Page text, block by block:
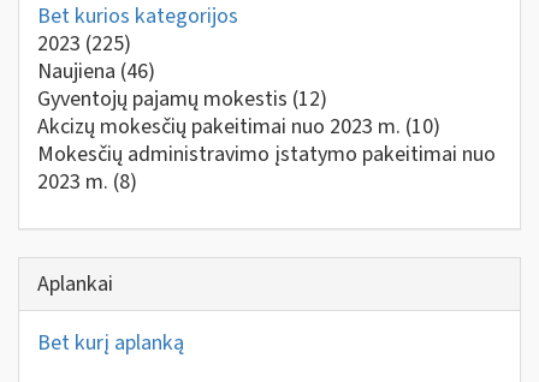
Bet kurios kategorijos
2023 (225)
Naujiena (46)
Gyventojų pajamų mokestis (12)
Akcizų mokesčių pakeitimai nuo 2023 m. (10)
Mokesčių administravimo įstatymo pakeitimai nuo
2023 m. (8)
Aplankai
Bet kurį aplanką